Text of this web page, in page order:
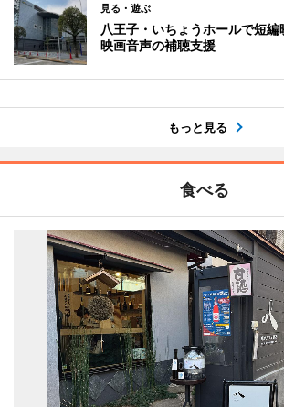
見る・遊ぶ
八王子・いちょうホールで短
映画音声の補聴支援
もっと見る
食べる